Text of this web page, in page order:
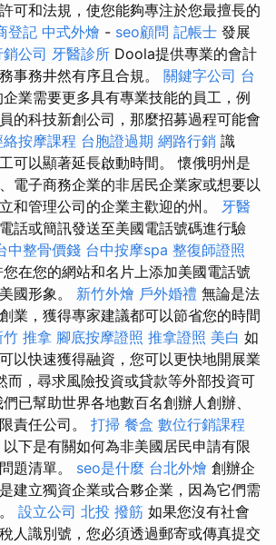
可和法規，使您能夠專注於您最擅長的
登記 中式外燴 - seo顧問 記帳士 發展
公司 牙醫診所 Doola提供專業的會計
事務井然有序且合規。 關鍵字公司 台
業需要更多具有專業技能的員工，例
的科技新創公司，那麼招募過程可能會
絡按摩課程 台胞證過期 網路行銷 識
可以顯著延長啟動時間。 懷俄明州是
電子商務企業的非居民企業家或想要以
和管理公司的企業主歡迎的州。 牙醫
話或簡訊發送至美國電話號碼進行驗
中整骨價錢 台中按摩spa 整復師證照
在您的網站和名片上添加美國電話號
國形象。 新竹外燴 戶外婚禮 無論是法
業，獲得專家建議都可以節省您的時間
竹 推拿 腳底按摩證照 推拿證照 美白 如
以快速獲得融資，您可以更快地開展業
而，尋求風險投資或貸款等外部投資可
已幫助世界各地數百名創辦人創辦、
責任公司。 打掃 餐盒 數位行銷課程
以下是有關如何為非美國居民申請有限
題清單。 seo是什麼 台北外燴 創辦企
建立獨資企業或合夥企業，因為它們需
設立公司 北投 撥筋 如果您沒有社會
人識別號，您必須透過郵寄或傳真提交